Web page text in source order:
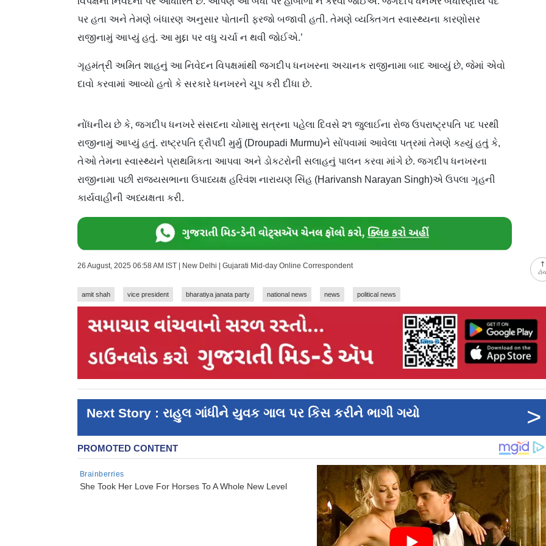
પર હતા અને તેમણે બંધારણ અનુસાર પોતાની ફરજો બજાવી હતી. તેમણે વ્યક્તિગત સ્વાસ્થ્યના કારણોસર
રાજીનામું આપ્યું હતું. આ મુદ્દા પર વધુ ચર્ચા ન થવી જોઈએ.’
ગૃહમંત્રી અમિત શાહનું આ નિવેદન વિપક્ષમાંથી જગદીપ ધનખરના અચાનક રાજીનામા બાદ આવ્યું છે, જેમાં એવો
દાવો કરવામાં આવ્યો હતો કે સરકારે ધનખરને ચૂપ કરી દીધા છે.
નોંધનીય છે કે, જગદીપ ધનખરે સંસદના ચોમાસુ સત્રના પહેલા દિવસે ૨૧ જુલાઈના રોજ ઉપરાષ્ટ્રપતિ પદ પરથી
રાજીનામું આપ્યું હતું. રાષ્ટ્રપતિ દ્રૌપદી મુર્મુ (Droupadi Murmu)ને સોંપવામાં આવેલા પત્રમાં તેમણે કહ્યું હતું કે,
તેઓ તેમના સ્વાસ્થ્યને પ્રાથમિકતા આપવા અને ડોકટરોની સલાહનું પાલન કરવા માંગે છે. જગદીપ ધનખરના
રાજીનામા પછી રાજ્યસભાના ઉપાધ્યક્ષ હરિવંશ નારાયણ સિંહ (Harivansh Narayan Singh)એ ઉપલા ગૃહની
કાર્યવાહીની અધ્યક્ષતા કરી.
26 August, 2025 06:58 AM IST | New Delhi | Gujarati Mid-day Online Correspondent
amit shah vice president bharatiya janata party national news news political news
Next Story : રાહુલ ગાંધીને યુવક ગાલ પર કિસ કરીને ભાગી ગયો >